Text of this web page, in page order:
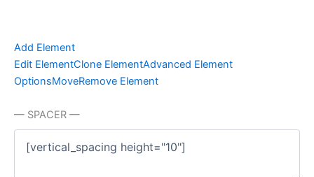
Add Element
Edit ElementClone ElementAdvanced Element
OptionsMoveRemove Element
— SPACER —